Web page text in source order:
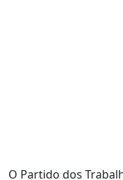
O Partido dos